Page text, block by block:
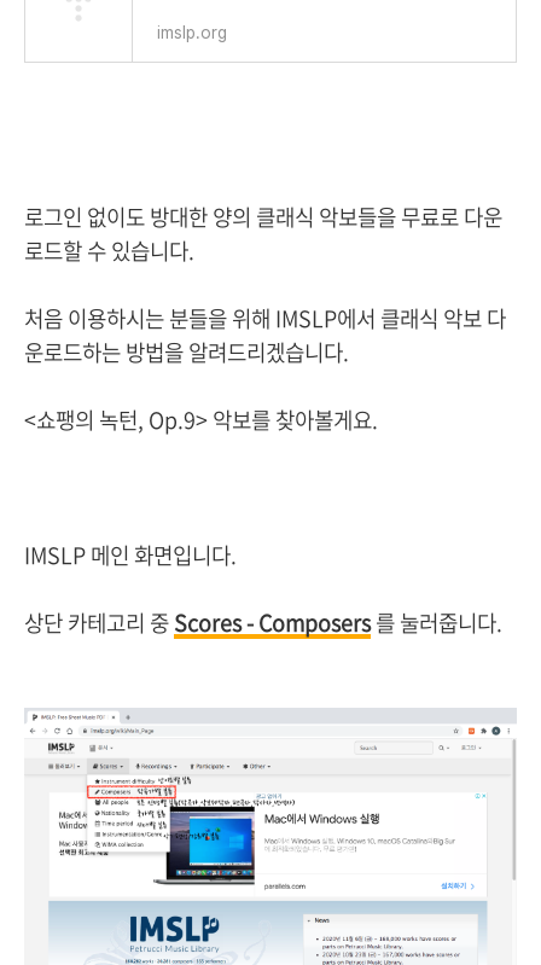
imslp.org
로그인 없이도 방대한 양의 클래식 악보들을 무료로 다운
로드할 수 있습니다.
처음 이용하시는 분들을 위해 IMSLP에서 클래식 악보 다
운로드하는 방법을 알려드리겠습니다.
<쇼팽의 녹턴, Op.9> 악보를 찾아볼게요.
IMSLP 메인 화면입니다.
상단 카테고리 중Scores - Composers를 눌러줍니다.